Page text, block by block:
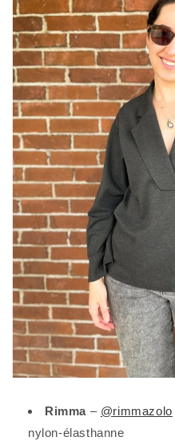
Rimma – @rimmazolo
nylon-élasthanne